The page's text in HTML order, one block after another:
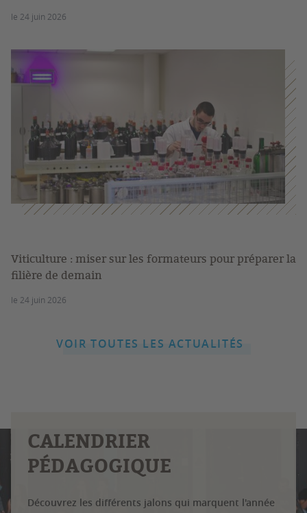
le 24 juin 2026
Viticulture : miser sur les formateurs pour préparer la
filière de demain
le 24 juin 2026
VOIR TOUTES LES ACTUALITÉS
CALENDRIER
PÉDAGOGIQUE
Découvrez les différents jalons qui marquent l'année